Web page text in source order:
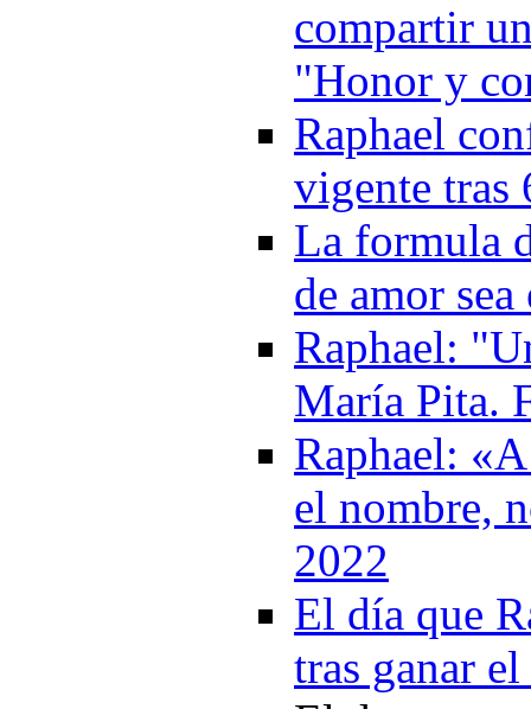
compartir
"Honor y
Raphael
vigente tras
La formula
de amor
Raphael:
María Pita.
Raphael:
el nombre,
2022
El día que
tras ganar